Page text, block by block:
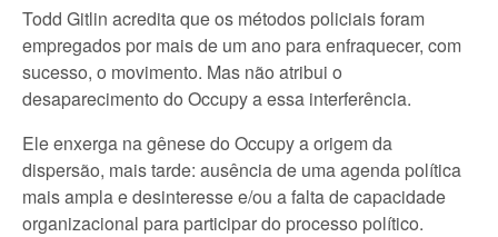
Todd Gitlin acredita que os métodos policiais foram
empregados por mais de um ano para enfraquecer, com
sucesso, o movimento. Mas não atribui o
desaparecimento do Occupy a essa interferência.
Ele enxerga na gênese do Occupy a origem da
dispersão, mais tarde: ausência de uma agenda política
mais ampla e desinteresse e/ou a falta de capacidade
organizacional para participar do processo político.